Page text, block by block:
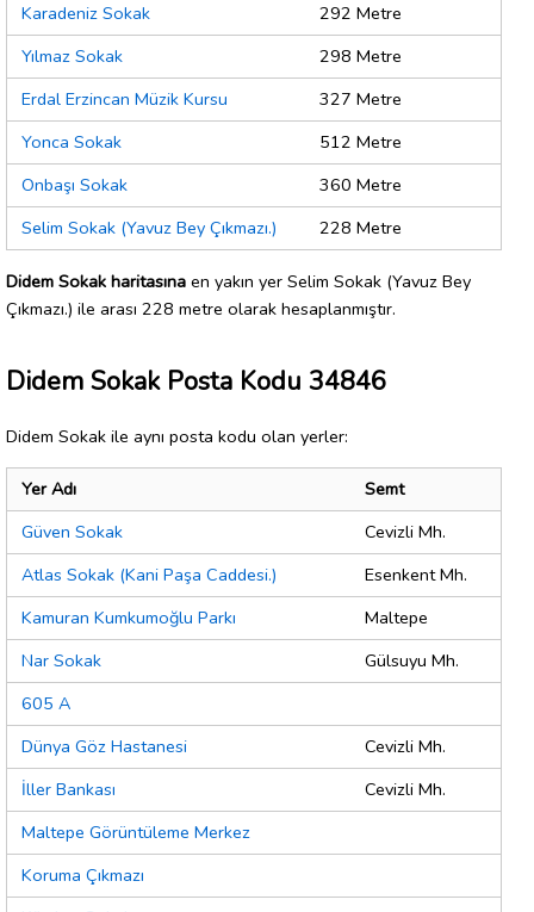
Karadeniz Sokak
292 Metre
Yılmaz Sokak
298 Metre
Erdal Erzincan Müzik Kursu
327 Metre
Yonca Sokak
512 Metre
Onbaşı Sokak
360 Metre
Selim Sokak (Yavuz Bey Çıkmazı.)
228 Metre
Didem Sokak haritasına en yakın yer Selim Sokak (Yavuz Bey
Çıkmazı.) ile arası 228 metre olarak hesaplanmıştır.
Didem Sokak Posta Kodu 34846
Didem Sokak ile aynı posta kodu olan yerler:
Yer Adı
Semt
Güven Sokak
Cevizli Mh.
Atlas Sokak (Kani Paşa Caddesi.)
Esenkent Mh.
Kamuran Kumkumoğlu Parkı
Maltepe
Nar Sokak
Gülsuyu Mh.
605 A
Dünya Göz Hastanesi
Cevizli Mh.
İller Bankası
Cevizli Mh.
Maltepe Görüntüleme Merkez
Koruma Çıkmazı